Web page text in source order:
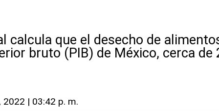
calcula que el desecho de
bruto (PIB) de México, cerca de
2022 | 03:42 p. m.